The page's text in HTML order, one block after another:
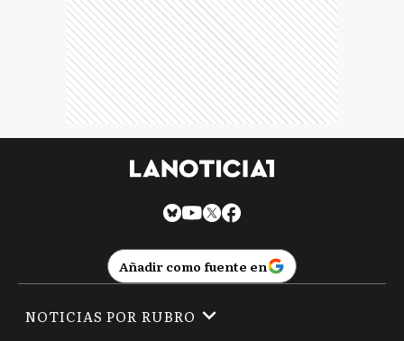
Añadir como fuente en
NOTICIAS POR RUBRO